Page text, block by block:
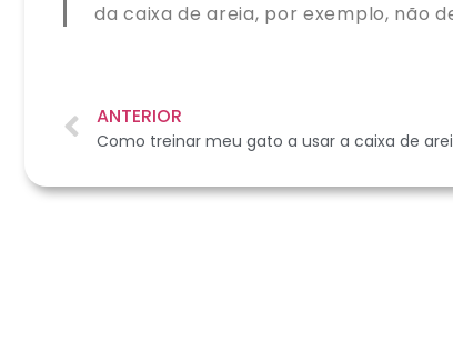
da caixa de areia, por exemplo, não
ANTERIOR
Como treinar meu gato a usar a caixa de